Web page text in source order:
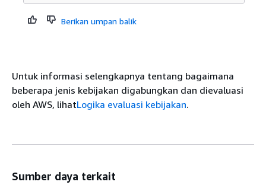
Berikan umpan balik
Untuk informasi selengkapnya tentang bagaimana
beberapa jenis kebijakan digabungkan dan dievaluasi
oleh AWS, lihatLogika evaluasi kebijakan.
Sumber daya terkait